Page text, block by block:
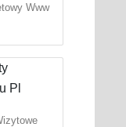
Www